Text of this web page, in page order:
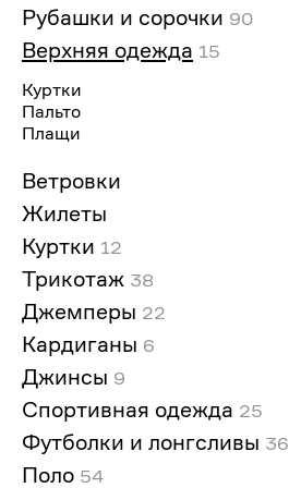
Рубашки и сорочки 90
Верхняя одежда 15
Куртки
Пальто
Плащи
Ветровки
Жилеты
Куртки 12
Трикотаж 38
Джемперы 22
Кардиганы 6
Джинсы 9
Спортивная одежда 25
Футболки и лонгсливы 36
Поло 54